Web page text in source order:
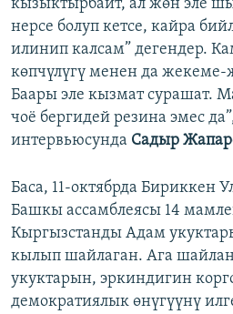
кызыктырбайт, ал жөн эле
нерсе болуп кетсе, кайра
илинип калсам” дегендер.
көпчүлүгү менен да
Баары эле кызмат сурашат.
чоё бергидей резина эмес
интервьюсунда Садыр
Баса, 11-октябрда Бириккен
Башкы ассамблеясы 14
Кыргызстанды Адам
кылып шайлаган. Ага
укуктарын, эркиндигин
демократиялык өнүгүүнү